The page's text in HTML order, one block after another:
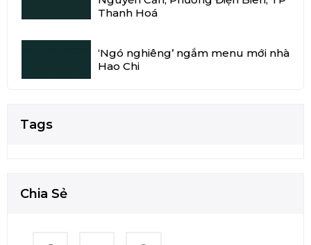
Thanh Hoá
‘Ngó nghiêng’ ngắm menu mới nhà
Hao Chi
Tags
Chia Sẻ